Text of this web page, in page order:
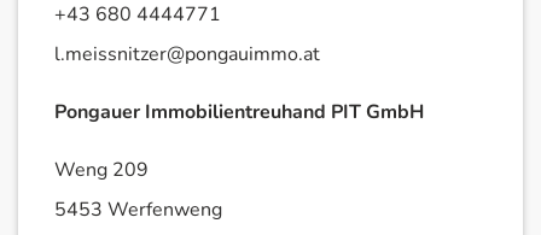
+43 680 4444771
l.meissnitzer@pongauimmo.at
Pongauer Immobilientreuhand PIT GmbH
Weng 209
5453 Werfenweng